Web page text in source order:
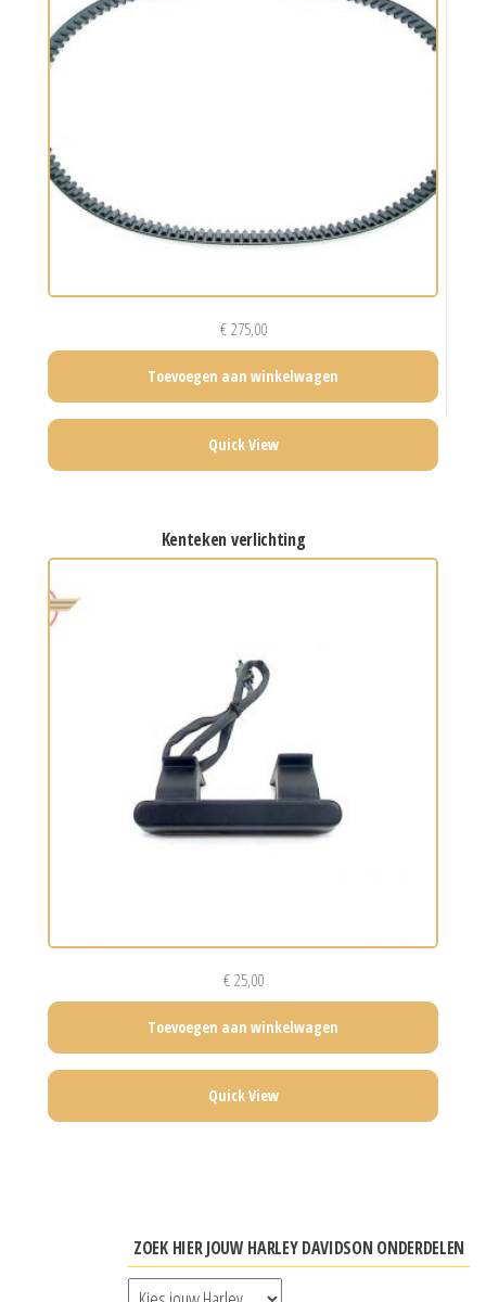
€275,00
Toevoegen aan winkelwagen
Quick View
kenteken verlichting
€25,00
Toevoegen aan winkelwagen
Quick View
ZOEK HIER JOUW HARLEY DAVIDSON ONDERDELEN